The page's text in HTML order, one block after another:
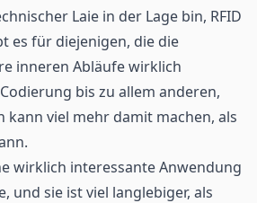
Laie in der Lage bin, RFID
es für diejenigen, die die
inneren Abläufe wirklich
bis zu allem anderen,
kann viel mehr damit machen, als
wirklich interessante Anwendung
und sie ist viel langlebiger, als